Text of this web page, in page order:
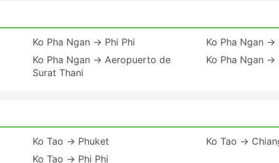
Ko Pha Ngan → Phi Phi
Ko Pha Ngan → Aeropuerto de
Surat Thani
Ko Pha Ngan →
Ko Pha Ngan →
Ko Tao → Phuket
Ko Tao → Phi Phi
Ko Tao →